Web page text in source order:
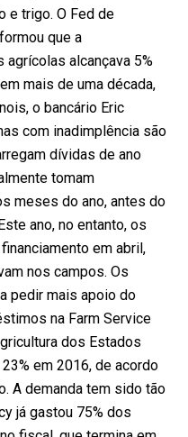
e trigo. O Fed de
que a
alcançava 5%
mais de uma década,
o bancário Eric
com inadimplência são
dívidas de ano
tomam
meses do ano, antes do
ano, no entanto, os
em abril,
nos campos. Os
pedir mais apoio do
na Farm Service
dos Estados
em 2016, de acordo
A demanda tem sido tão
já gastou 75% dos